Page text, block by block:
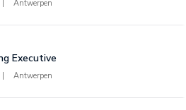
Antwerpen
Executive
Antwerpen